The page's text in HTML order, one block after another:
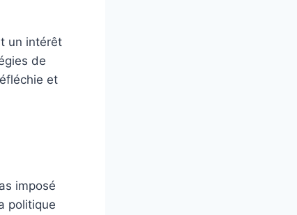
un intérêt
de
et
imposé
politique